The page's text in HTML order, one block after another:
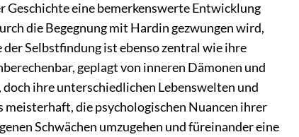
Geschichte eine bemerkenswerte Entwicklung
die Begegnung mit Hardin gezwungen wird,
Selbstfindung ist ebenso zentral wie ihre
geplagt von inneren Dämonen und
ihre unterschiedlichen Lebenswelten und
die psychologischen Nuancen ihrer
Schwächen umzugehen und füreinander eine